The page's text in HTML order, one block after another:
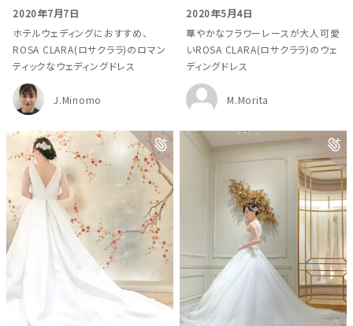
神社結婚式 お問い合わせ
2020年7月7日
ホテルウェディングにおすすめ、
ROSA CLARA(ロサクララ)のロマン
ティックなウェディングドレス
J.Minomo
2020年5月4日
華やかなフラワーレースが大人可愛
いROSA CLARA(ロサクララ)のウェ
ディングドレス
M.Morita